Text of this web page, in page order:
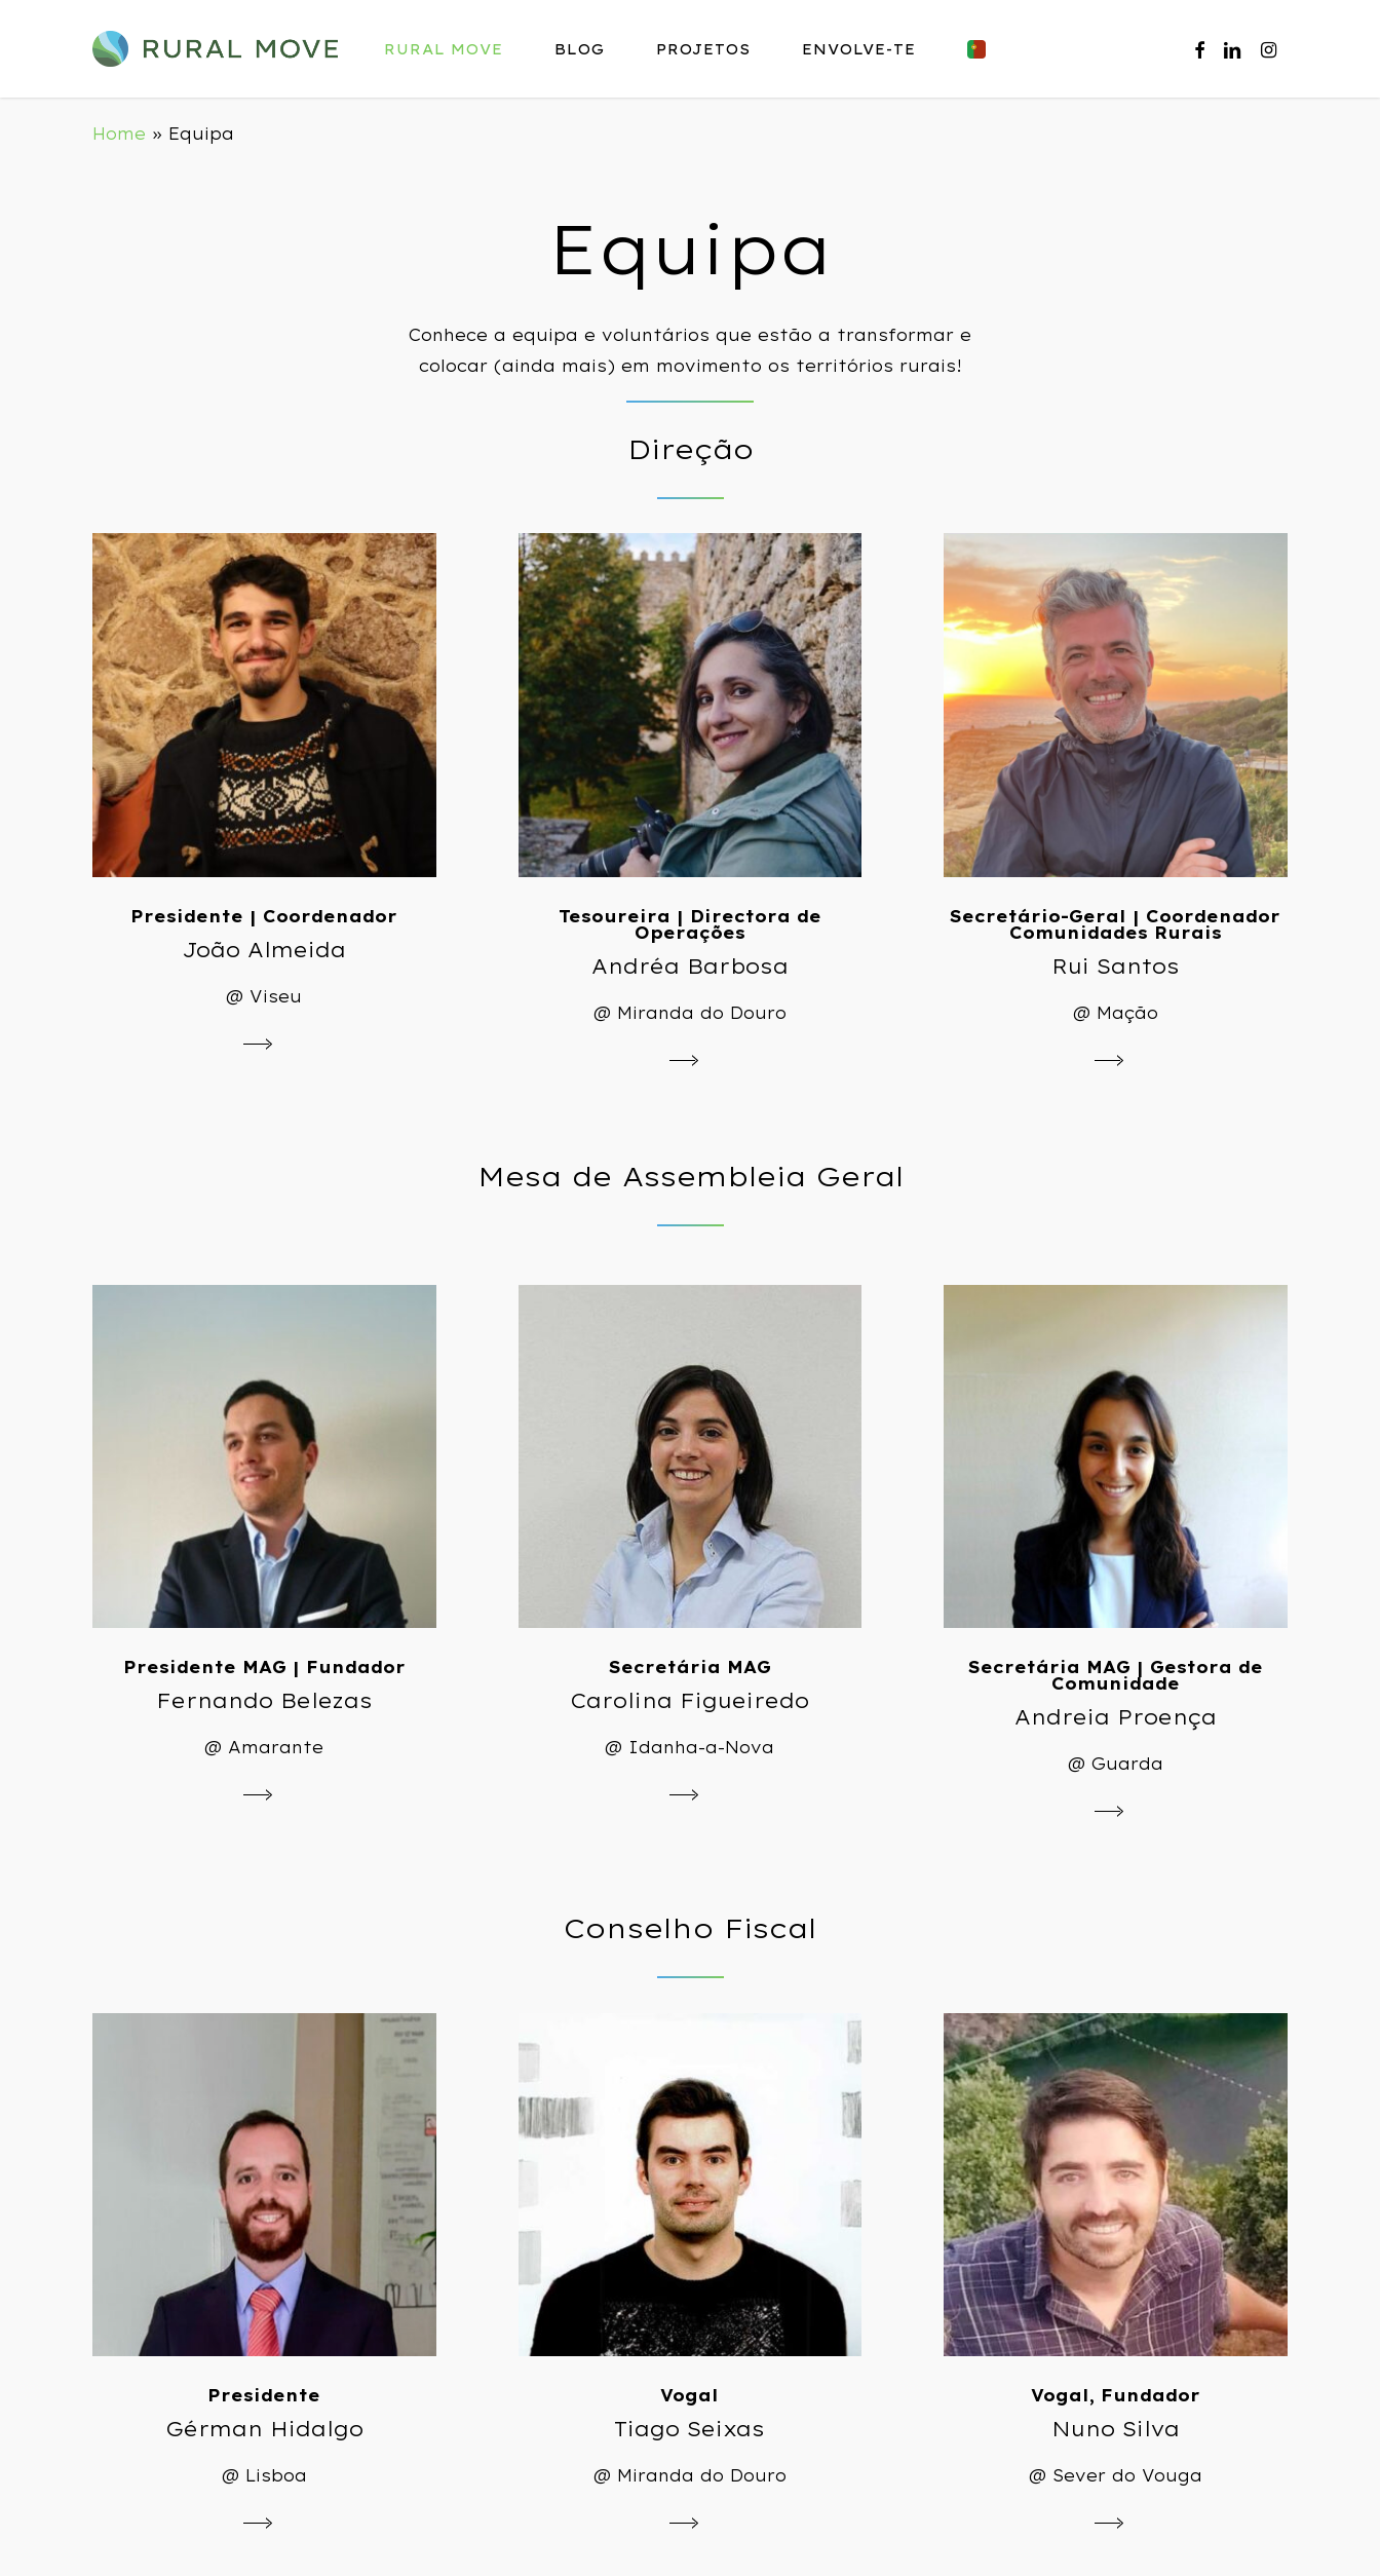
RURAL MOVE BLOG PROJETOS ENVOLVE-TE FACEBOOK
LINKEDIN
INSTAGRAM
Home » Equipa
Equi pa
Conhece a equipa e voluntários que estão a transformar e
colocar (ainda mais) em movimento os territórios rurais!
Direção
Presidente | Coordenador
João Almeida
@ Viseu
Tesoureira | Directora de
Operações
Andréa Barbosa
@ Miranda do Douro
Secretário-Geral | Coordenador
Comunidades Rurais
Rui Santos
@ Mação
Mesa de Assembleia Geral
Presidente MAG | Fundador
Fernando Belezas
@ Amarante
Secretária MAG
Carolina Figueiredo
@ Idanha-a-Nova
Secretária MAG | Gestora de
Comunidade
Andreia Proença
@ Guarda
Conselho Fiscal
Presidente
Gérman Hidalgo
@ Lisboa
Vogal
Tiago Seixas
@ Miranda do Douro
Vogal, Fundador
Nuno Silva
@ Sever do Vouga